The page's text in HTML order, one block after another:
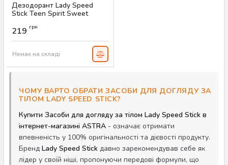
Дезодорант Lady Speed
Stick Teen Spirit Sweet
Артикул:
219 грн
Немає на складі
ЧОМУ ВАРТО ОБРАТИ ЗАСОБИ ДЛЯ ДОГЛЯДУ ЗА
ТІЛОМ LADY SPEED STICK?
Купити Засоби для догляду за тілом Lady Speed Stick в
інтернет-магазині ASTRA - означає отримати
впевненість у 100% оригінальності та дієвості продукту.
Бренд Lady Speed Stick давно зарекомендував себе як
лідер у своїй ніші, пропонуючи передові формули, що